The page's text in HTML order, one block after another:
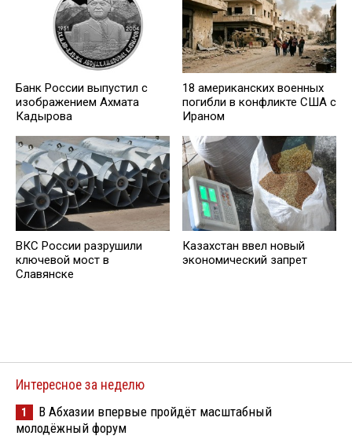
Банк России выпустил c
изображением Ахмата
Кадырова
18 американских военных
погибли в конфликте США с
Ираном
ВКС России разрушили
ключевой мост в
Славянске
Казахстан ввел новый
экономический запрет
Интересное за неделю
1
В Абхазии впервые пройдёт масштабный
молодёжный форум